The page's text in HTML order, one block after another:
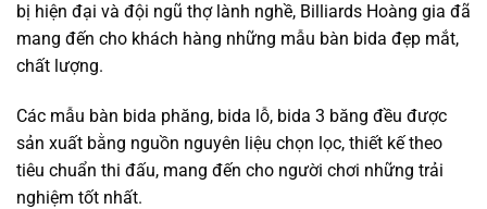
bị hiện đại và đội ngũ thợ lành nghề, Billiards Hoàng gia đã
mang đến cho khách hàng những mẫu bàn bida đẹp mắt,
chất lượng.
Các mẫu bàn bida phăng, bida lỗ, bida 3 băng đều được
sản xuất bằng nguồn nguyên liệu chọn lọc, thiết kế theo
tiêu chuẩn thi đấu, mang đến cho người chơi những trải
nghiệm tốt nhất.